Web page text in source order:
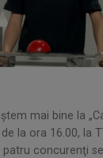
mai bine la
la ora 16.00, la
patru concurenţi